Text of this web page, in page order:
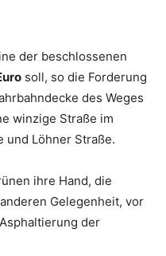
der beschlossenen
soll, so die Forderung
des Weges
winzige Straße im
und Löhner Straße.
ihre Hand, die
Gelegenheit, vor
der